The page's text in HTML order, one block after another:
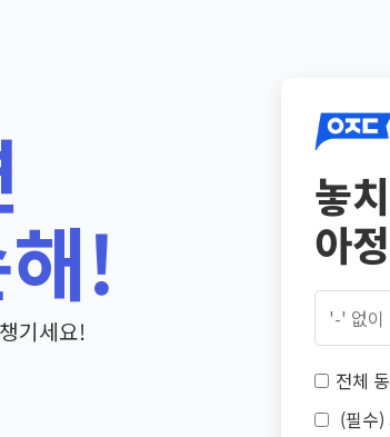
!
기세요!
놓
아
전체
(필수